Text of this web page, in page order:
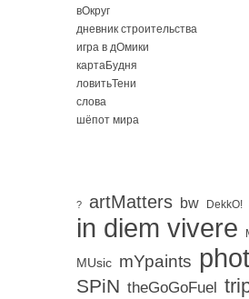
вОкруг
дневник строительства
игра в дОмики
картаБудня
ловитьТени
слова
шёпот мира
? artMatters bw DekkO!
in diem vivere
MUsic mYpaints
SPiN theGoGoFuel